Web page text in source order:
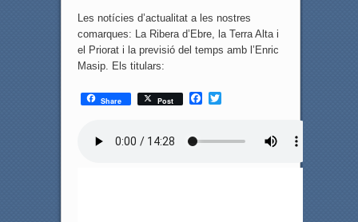
Les notícies d’actualitat a les nostres
comarques: La Ribera d’Ebre, la Terra Alta i
el Priorat i la previsió del temps amb l’Enric
Masip. Els titulars:
Share Post
F
T